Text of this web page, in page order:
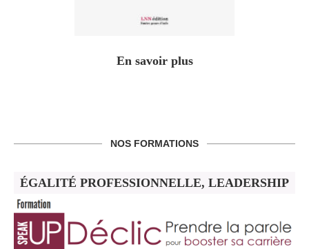
En savoir plus
NOS FORMATIONS
ÉGALITÉ PROFESSIONNELLE, LEADERSHIP